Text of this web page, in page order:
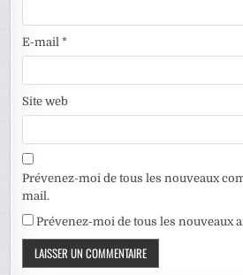
E-mail*
Site web
Prévenez-moi de tous les nouveaux
mail.
Prévenez-moi de tous les nouveaux